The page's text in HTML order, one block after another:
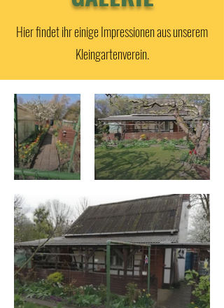
Hier findet ihr einige Impressionen aus unserem
Kleingartenverein.